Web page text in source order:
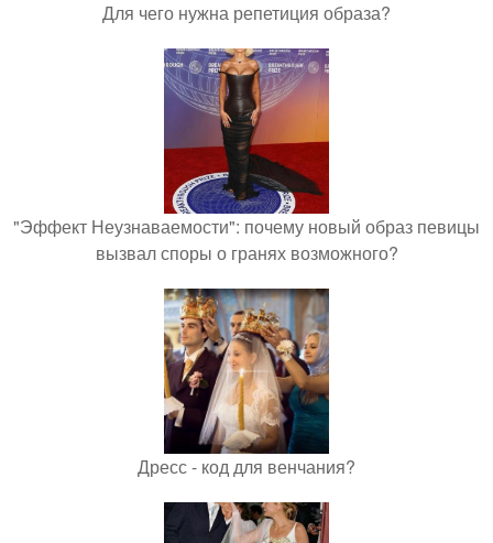
Для чего нужна репетиция образа?
"Эффект Неузнаваемости": почему новый образ певицы
вызвал споры о гранях возможного?
Дресс - код для венчания?